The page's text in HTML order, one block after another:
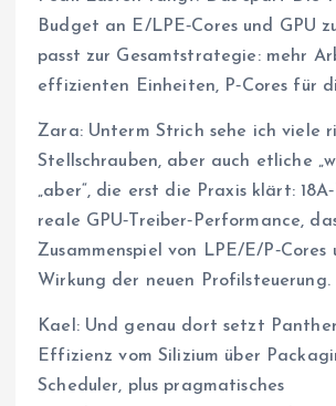
Budget an E/LPE‑Cores und GPU
passt zur Gesamtstrategie: mehr
effizienten Einheiten, P‑Cores für
Zara: Unterm Strich sehe ich viele
Stellschrauben, aber auch etliche
„aber“, die erst die Praxis klärt:
reale GPU‑Treiber‑Performance,
Zusammenspiel von LPE/E/P‑Cores
Wirkung der neuen Profilsteuerung.
Kael: Und genau dort setzt
Effizienz vom Silizium über
Scheduler, plus pragmatisches